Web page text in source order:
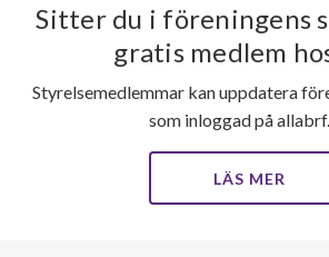
Sitter du i föreningens
gratis medlem
Styrelsemedlemmar kan uppdatera
som inloggad på
LÄS MER